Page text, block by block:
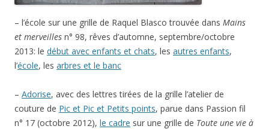
– l’école sur une grille de Raquel Blasco trouvée dans Mains
et merveilles n° 98, rêves d’automne, septembre/octobre
2013: le début avec enfants et chats, les autres enfants,
l’école, les arbres et le banc
– Adorise, avec des lettres tirées de la grille l’atelier de
couture de Pic et Pic et Petits points, parue dans Passion fil
n° 17 (octobre 2012), le cadre sur une grille de Toute une vie à